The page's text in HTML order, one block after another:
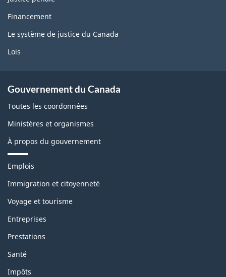
Financement
Le système de justice du Canada
Lois
Gouvernement du Canada
Toutes les coordonnées
Ministères et organismes
À propos du gouvernement
T
è
e
e
t
s
u
j
e
Emplois
Immigration et citoyenneté
Voyage et tourisme
Entreprises
Prestations
Santé
Impôts